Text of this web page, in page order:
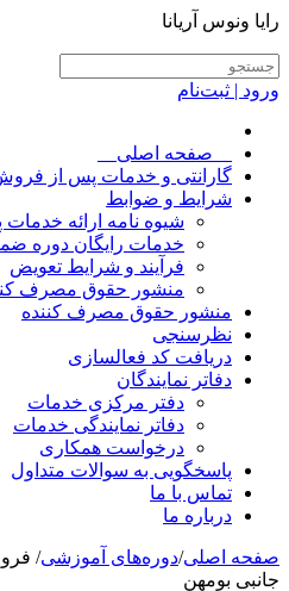
رایا ونوس آریانا
ورود | ثبت‌نام
__صفحه اصلی__
گارانتی و خدمات پس از
شرایط و ضوابط
شیوه نامه ارائه
خدمات رایگان دوره
فرآیند و شرایط تعویض
منشور حقوق مصرف
منشور حقوق مصرف کننده
نظرسنجی
دریافت کد فعالسازی
دفاتر نمایندگان
دفتر مرکزی خدمات
دفاتر نمایندگی خدمات
درخواست همکاری
پاسخگویی به سوالات متداول
تماس با ما
درباره ما
صفحه اصلی/دوره‌های آموزشی/
جانبی بومهن